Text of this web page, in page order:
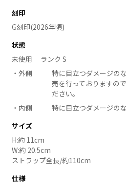
刻印
G刻印(2026年頃)
状態
未使用 ランク S
外側
特に目立つダメージの
売を行っておりますの
ださい。
内側
特に目立つダメージの
サイズ
H:約 11cm
W:約 20.5cm
ストラップ全長/約110cm
仕様